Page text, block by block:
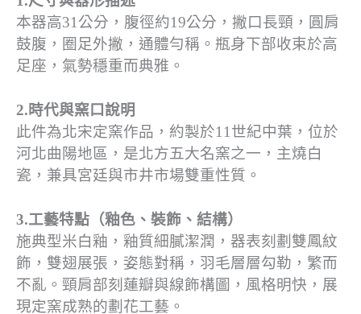
本器高31公分，腹徑約19公分，撇口長頸，圓肩
鼓腹，圈足外撇，通體勻稱。瓶身下部收束於高
足座，氣勢穩重而典雅。
2.時代與窯口說明
此件為北宋定窯作品，約製於11世紀中葉，位於
河北曲陽地區，是北方五大名窯之一，主燒白
瓷，兼具宮廷與市井市場雙重性質。
3.工藝特點（釉色、裝飾、結構）
施典型米白釉，釉質細膩潔潤，器表刻劃雙鳳紋
飾，雙翅展張，姿態對稱，羽毛層層勾勒，繁而
不亂。頸肩部刻蓮瓣與線飾構圖，風格明快，展
現定窯成熟的劃花工藝。